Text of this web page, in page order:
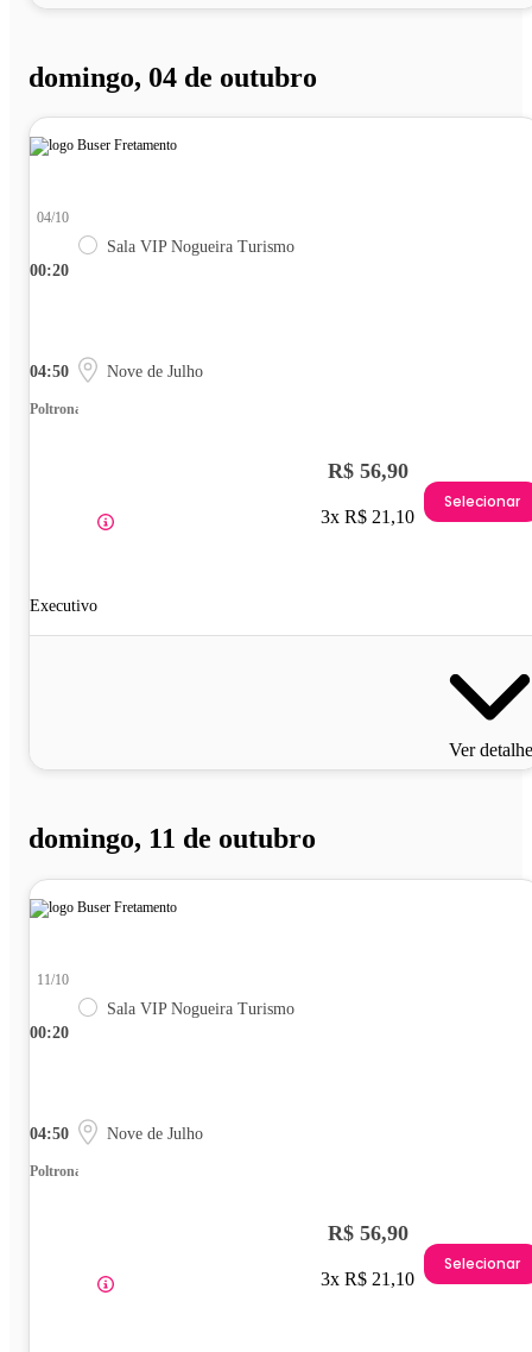
domingo, 04 de outubro
00:20
04/10
Sala VIP Nogueira Turismo
04:50 Nove de Julho
Poltrona
Executivo
R$ 56,90
3x R$ 21,10
Selecionar
Ver
domingo, 11 de outubro
00:20
11/10
Sala VIP Nogueira Turismo
04:50 Nove de Julho
Poltrona
R$ 56,90
3x R$ 21,10
Selecionar